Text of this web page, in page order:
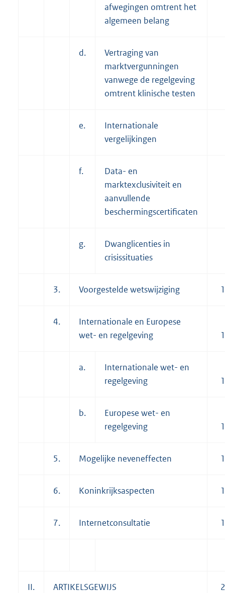
afwegingen omtrent het
algemeen belang
d.
Vertraging van
marktvergunningen
vanwege de regelgeving
omtrent klinische testen
e.
Internationale
vergelijkingen
f.
Data- en
marktexclusiviteit en
aanvullende
beschermingscertificaten
g.
Dwanglicenties in
crisissituaties
3. Voorgestelde wetswijziging
4.
Internationale en Europese
wet- en regelgeving
a.
Internationale wet- en
regelgeving
b.
Europese wet- en
regelgeving
5. Mogelijke neveneffecten
6. Koninkrijksaspecten
7. Internetconsultatie
II. ARTIKELSGEWIJS